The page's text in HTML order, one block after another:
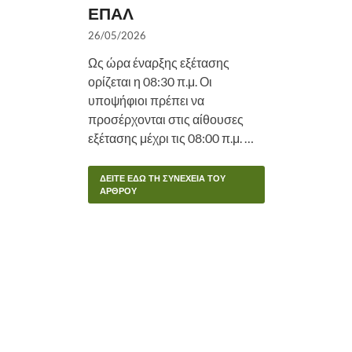
ΕΠΑΛ
26/05/2026
Ως ώρα έναρξης εξέτασης
ορίζεται η 08:30 π.μ. Οι
υποψήφιοι πρέπει να
προσέρχονται στις αίθουσες
εξέτασης μέχρι τις 08:00 π.μ. …
ΔΕΙΤΕ ΕΔΩ ΤΗ ΣΥΝΕΧΕΙΑ ΤΟΥ
ΑΡΘΡΟΥ